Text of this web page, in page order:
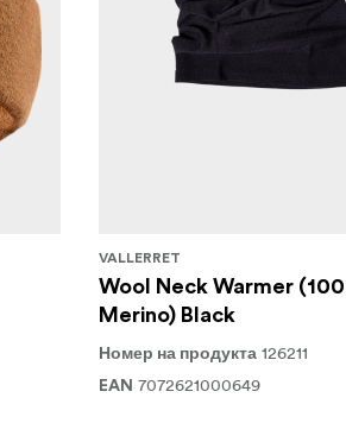
VALLERRET
Wool Neck Warmer
Merino) Black
Номер на продукта 126211
EAN 7072621000649